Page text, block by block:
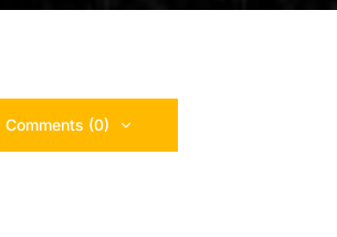
Comments (0)